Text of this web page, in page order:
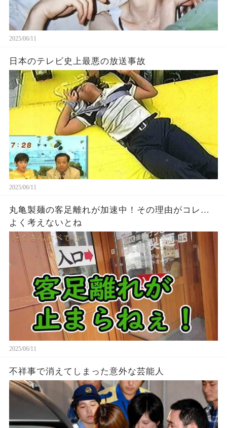
2025/06/11
日本のテレビ史上最悪の放送事故
2025/06/11
丸亀製麺の客足離れが加速中！その理由がコレ…
よく考えないとね
2025/06/11
不祥事で消えてしまった意外な芸能人